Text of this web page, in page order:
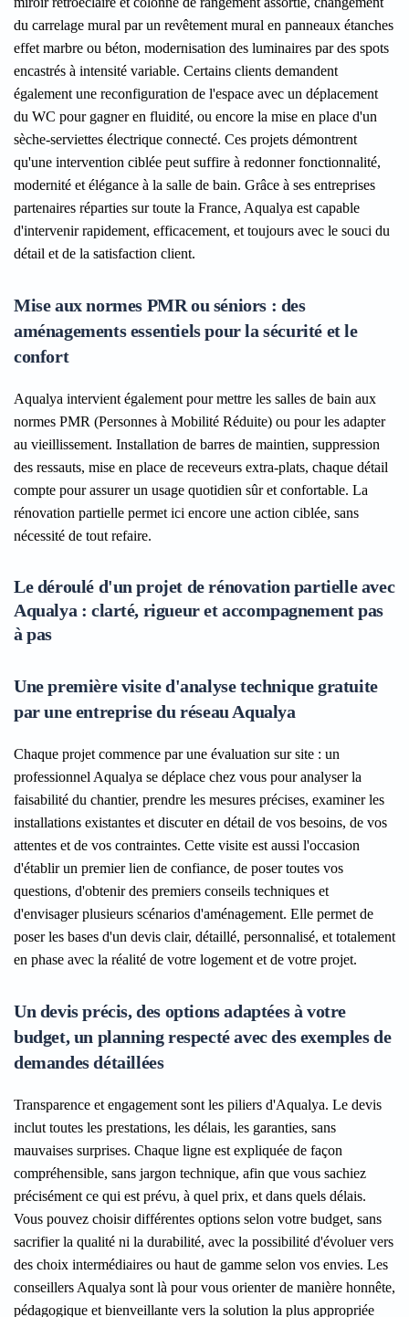
du carrelage mural par un revêtement mural en panneaux étanches
effet marbre ou béton, modernisation des luminaires par des spots
encastrés à intensité variable. Certains clients demandent
également une reconfiguration de l'espace avec un déplacement
du WC pour gagner en fluidité, ou encore la mise en place d'un
sèche-serviettes électrique connecté. Ces projets démontrent
qu'une intervention ciblée peut suffire à redonner fonctionnalité,
modernité et élégance à la salle de bain. Grâce à ses entreprises
partenaires réparties sur toute la France, Aqualya est capable
d'intervenir rapidement, efficacement, et toujours avec le souci du
détail et de la satisfaction client.
Mise aux normes PMR ou séniors : des
aménagements essentiels pour la sécurité et le
confort
Aqualya intervient également pour mettre les salles de bain aux
normes PMR (Personnes à Mobilité Réduite) ou pour les adapter
au vieillissement. Installation de barres de maintien, suppression
des ressauts, mise en place de receveurs extra-plats, chaque détail
compte pour assurer un usage quotidien sûr et confortable. La
rénovation partielle permet ici encore une action ciblée, sans
nécessité de tout refaire.
Le déroulé d'un projet de rénovation partielle avec
Aqualya : clarté, rigueur et accompagnement pas
à pas
Une première visite d'analyse technique gratuite
par une entreprise du réseau Aqualya
Chaque projet commence par une évaluation sur site : un
professionnel Aqualya se déplace chez vous pour analyser la
faisabilité du chantier, prendre les mesures précises, examiner les
installations existantes et discuter en détail de vos besoins, de vos
attentes et de vos contraintes. Cette visite est aussi l'occasion
d'établir un premier lien de confiance, de poser toutes vos
questions, d'obtenir des premiers conseils techniques et
d'envisager plusieurs scénarios d'aménagement. Elle permet de
poser les bases d'un devis clair, détaillé, personnalisé, et totalement
en phase avec la réalité de votre logement et de votre projet.
Un devis précis, des options adaptées à votre
budget, un planning respecté avec des exemples de
demandes détaillées
Transparence et engagement sont les piliers d'Aqualya. Le devis
inclut toutes les prestations, les délais, les garanties, sans
mauvaises surprises. Chaque ligne est expliquée de façon
compréhensible, sans jargon technique, afin que vous sachiez
précisément ce qui est prévu, à quel prix, et dans quels délais.
Vous pouvez choisir différentes options selon votre budget, sans
sacrifier la qualité ni la durabilité, avec la possibilité d'évoluer vers
des choix intermédiaires ou haut de gamme selon vos envies. Les
conseillers Aqualya sont là pour vous orienter de manière honnête,
pédagogique et bienveillante vers la solution la plus appropriée